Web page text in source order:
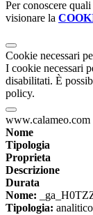
Per conoscere
visionare la
Cookie necessari
I cookie necessari
disabilitati. È
policy.
www.calameo.com
Nome
Tipologia
Proprieta
Descrizione
Durata
Nome:
Tipologia: analitico